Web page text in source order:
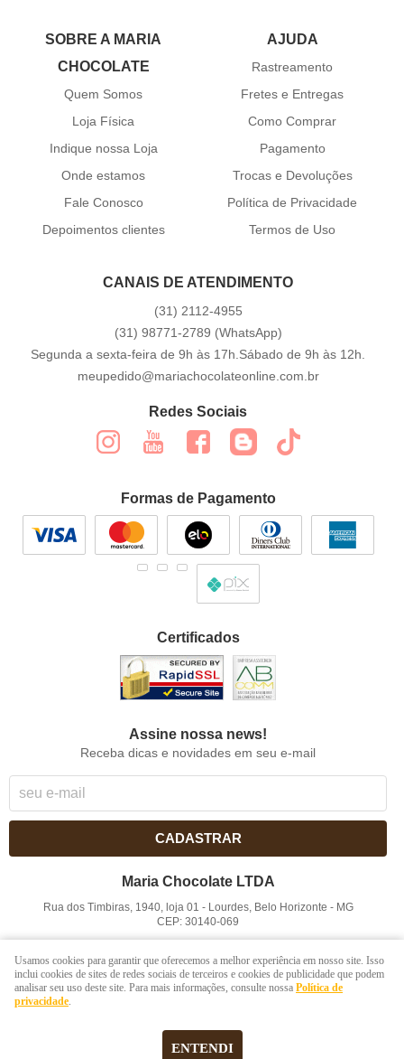
SOBRE A MARIA
CHOCOLATE
Quem Somos
Loja Física
Indique nossa Loja
Onde estamos
Fale Conosco
Depoimentos clientes
AJUDA
Rastreamento
Fretes e Entregas
Como Comprar
Pagamento
Trocas e Devoluções
Política de Privacidade
Termos de Uso
CANAIS DE ATENDIMENTO
(31) 2112-4955
(31) 98771-2789 (WhatsApp)
Segunda a sexta-feira de 9h às 17h.Sábado de 9h às 12h.
meupedido@mariachocolateonline.com.br
Redes Sociais
Formas de Pagamento
Certificados
Assine nossa news!
Receba dicas e novidades em seu e-mail
CADASTRAR
Maria Chocolate LTDA
Rua dos Timbiras, 1940, loja 01 - Lourdes, Belo Horizonte - MG
CEP: 30140-069
LOJA VIRTUAL CRIADA POR
Usamos cookies para garantir que oferecemos a melhor experiência em nosso site. Isso
inclui cookies de sites de redes sociais de terceiros e cookies de publicidade que podem
analisar seu uso deste site. Para mais informações, consulte nossa Política de
privacidade.
ENTENDI